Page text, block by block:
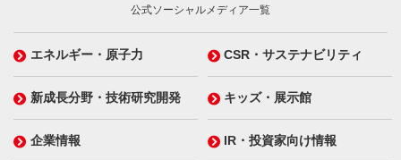
公式ソーシャルメディア一覧
エネルギー・原子力 CSR・サステナビリティ
新成長分野・技術研究開発 キッズ・展示館
企業情報 IR・投資家向け情報